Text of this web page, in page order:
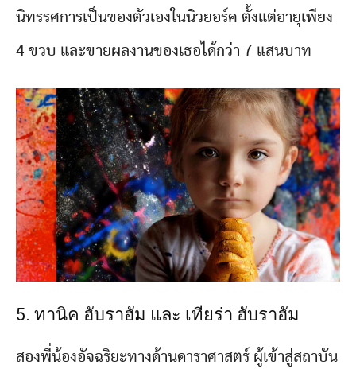
นิทรรศการเป็นของตัวเองในนิวยอร์ค ตั้งแต่อายุเพียง
4 ขวบ และขายผลงานของเธอได้กว่า 7 แสนบาท
5. ทานิค ฮับราฮัม และ เทียร่า ฮับราฮัม
สองพี่น้องอัจฉริยะทางด้านดาราศาสตร์ ผู้เข้าสู่สถาบัน